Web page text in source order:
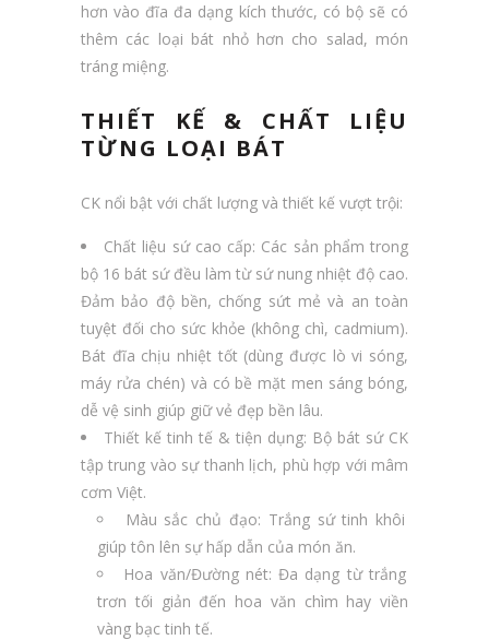
hơn vào đĩa đa dạng kích thước, có bộ sẽ có
thêm các loại bát nhỏ hơn cho salad, món
tráng miệng.
THIẾT KẾ & CHẤT LIỆU
TỪNG LOẠI BÁT
CK nổi bật với chất lượng và thiết kế vượt trội:
Chất liệu sứ cao cấp: Các sản phẩm trong
bộ 16 bát sứ đều làm từ sứ nung nhiệt độ cao.
Đảm bảo độ bền, chống sứt mẻ và an toàn
tuyệt đối cho sức khỏe (không chì, cadmium).
Bát đĩa chịu nhiệt tốt (dùng được lò vi sóng,
máy rửa chén) và có bề mặt men sáng bóng,
dễ vệ sinh giúp giữ vẻ đẹp bền lâu.
Thiết kế tinh tế & tiện dụng: Bộ bát sứ CK
tập trung vào sự thanh lịch, phù hợp với mâm
cơm Việt.
Màu sắc chủ đạo: Trắng sứ tinh khôi
giúp tôn lên sự hấp dẫn của món ăn.
Hoa văn/Đường nét: Đa dạng từ trắng
trơn tối giản đến hoa văn chìm hay viền
vàng bạc tinh tế.